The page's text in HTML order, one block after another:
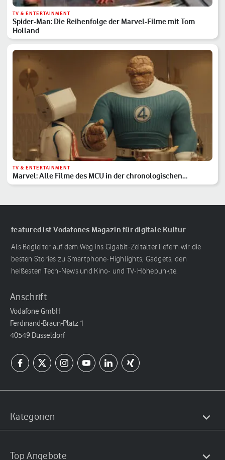
TV & ENTERTAINMENT
Spider-Man: Die Reihenfolge der Marvel-Filme mit Tom
Holland
TV & ENTERTAINMENT
Marvel: Alle Filme des MCU in der chronologischen
Reihenfolge
featured ist Vodafones Magazin für digitale Kultur
Als Begleiter auf dem Weg ins Gigabit-Zeitalter liefern wir die
besten Stories zu Smartphone-Highlights, Gadgets, den
heißesten Tech-News und Kino- und TV-Höhepunkte.
Anschrift
Vodafone GmbH
Ferdinand-Braun-Platz 1
40549 Düsseldorf
Kategorien
Top Angebote